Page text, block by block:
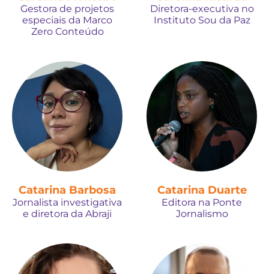
Gestora de projetos
especiais da Marco
Zero Conteúdo
Diretora-executiva no
Instituto Sou da Paz
Catarina Barbosa
Jornalista investigativa
e diretora da Abraji
Catarina Duarte
Editora na Ponte
Jornalismo